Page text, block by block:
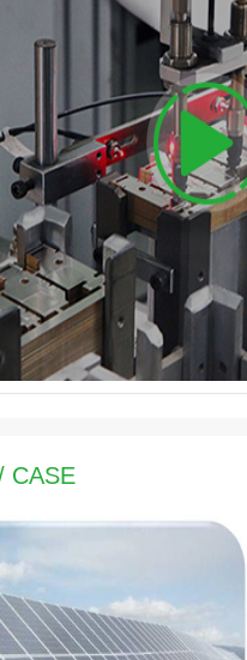
CASE